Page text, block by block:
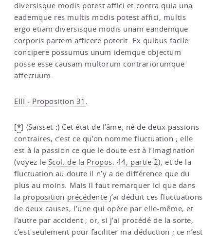
diversisque modis potest affici et contra quia una
eademque res multis modis potest affici, multis
ergo etiam diversisque modis unam eandemque
corporis partem afficere poterit. Ex quibus facile
concipere possumus unum idemque objectum
posse esse causam multorum contrariorumque
affectuum.
EIII - Proposition 31 .
[*] (Saisset :) Cet état de l’âme, né de deux passions
contraires, c’est ce qu’on nomme fluctuation ; elle
est à la passion ce que le doute est à l’imagination
(voyez le Scol. de la Propos. 44, partie 2), et de la
fluctuation au doute il n’y a de différence que du
plus au moins. Mais il faut remarquer ici que dans
la proposition précédente j’ai déduit ces fluctuations
de deux causes, l’une qui opère par elle-même, et
l’autre par accident ; or, si j’ai procédé de la sorte,
c’est seulement pour faciliter ma déduction ; ce n’est